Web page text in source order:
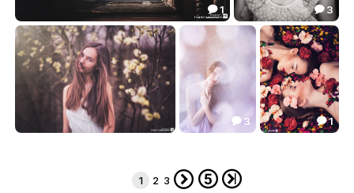
***
9.63
 1
***
24.39
 3
 3
 1
1 2 3   